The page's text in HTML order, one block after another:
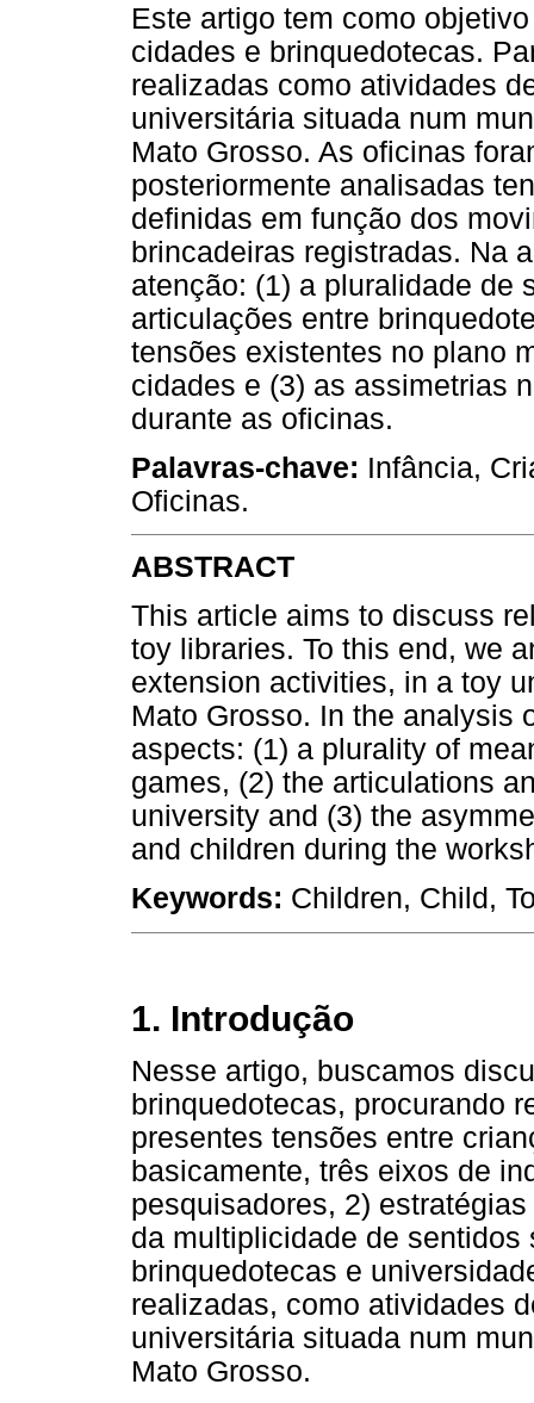
Este artigo tem como
cidades e brinquedotecas.
realizadas como atividades
universitária situada num
Mato Grosso. As oficinas
posteriormente analisadas
definidas em função dos
brincadeiras registradas. Na
atenção: (1) a pluralidade de
articulações entre
tensões existentes no plano
cidades e (3) as assimetrias
durante as oficinas.
Palavras-chave: Infância,
Oficinas.
ABSTRACT
This article aims to discuss
toy libraries. To this end, we
extension activities, in a toy
Mato Grosso. In the analysis
aspects: (1) a plurality of
games, (2) the articulations
university and (3) the
and children during the
Keywords: Children, Child,
1. Introdução
Nesse artigo, buscamos
brinquedotecas, procurando
presentes tensões entre
basicamente, três eixos de
pesquisadores, 2)
da multiplicidade de
brinquedotecas e
realizadas, como atividades
universitária situada num
Mato Grosso.